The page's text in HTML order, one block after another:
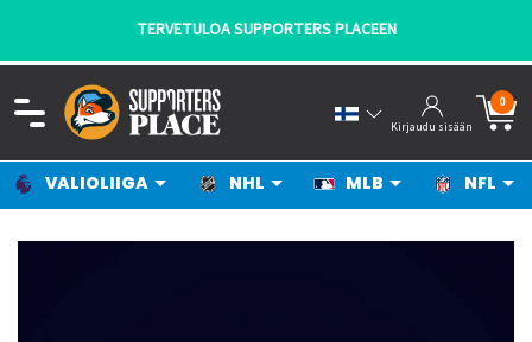
TERVETULOA SUPPORTERS PLACEEN
Kirjaudu sisään
0
VALIOLIIGA NHL MLB NFL